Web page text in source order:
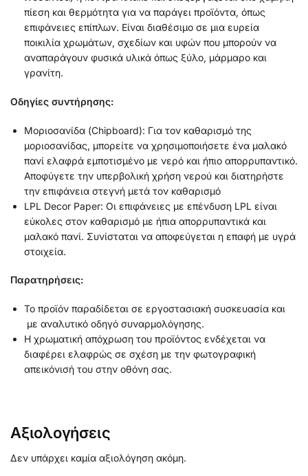
πίεση και θερμότητα για να παράγει προϊόντα, όπως
επιφάνειες επίπλων. Είναι διαθέσιμο σε μια ευρεία
ποικιλία χρωμάτων, σχεδίων και υφών που μπορούν να
αναπαράγουν φυσικά υλικά όπως ξύλο, μάρμαρο και
γρανίτη.
Οδηγίες συντήρησης:
Μοριοσανίδα (Chipboard): Για τον καθαρισμό της
μοριοσανίδας, μπορείτε να χρησιμοποιήσετε ένα μαλακό
πανί ελαφρά εμποτισμένο με νερό και ήπιο απορρυπαντικό.
Αποφύγετε την υπερβολική χρήση νερού και διατηρήστε
την επιφάνεια στεγνή μετά τον καθαρισμό
LPL Decor Paper: Οι επιφάνειες με επένδυση LPL είναι
εύκολες στον καθαρισμό με ήπια απορρυπαντικά και
μαλακό πανί. Συνίσταται να αποφεύγεται η επαφή με υγρά
στοιχεία.
Παρατηρήσεις:
Το προϊόν παραδίδεται σε εργοστασιακή συσκευασία και
με αναλυτικό οδηγό συναρμολόγησης.
Η χρωματική απόχρωση του προϊόντος ενδέχεται να
διαφέρει ελαφρώς σε σχέση με την φωτογραφική
απεικόνισή του στην οθόνη σας.
Αξιολογήσεις
Δεν υπάρχει καμία αξιολόγηση ακόμη.